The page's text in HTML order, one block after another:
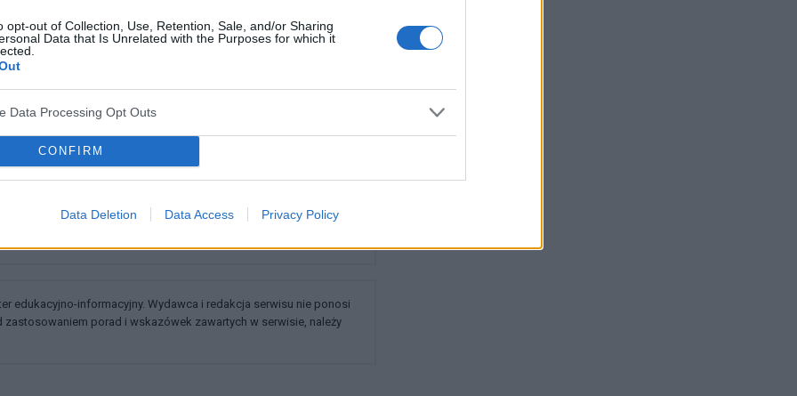
opt-out of Collection, Use, Retention, Sale, and/or Sharing
Data that Is Unrelated with the Purposes for which it
Data Processing Opt Outs
CONFIRM
Data Deletion Data Access Privacy Policy
Obserwuj nas na GoogleNews
Leki przeciwdepresyjne
edukacyjno-informacyjny. Wydawca i redakcja serwisu nie ponosi
porad i wskazówek zawartych w serwisie, należy